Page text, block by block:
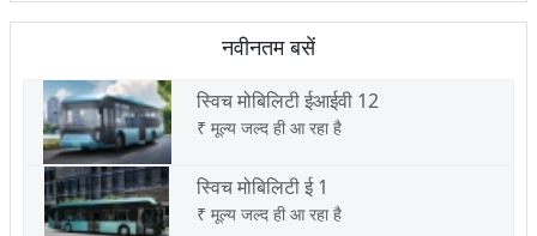
नवीनतम बसें
स्विच मोबिलिटी ईआईवी 12
₹ मूल्य जल्द ही आ रहा है
स्विच मोबिलिटी ई 1
₹ मूल्य जल्द ही आ रहा है